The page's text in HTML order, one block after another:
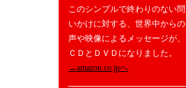
このシンプルで終わりのない問
いかけに対する、世界中からの
声や映像によるメッセージが、
ＣＤとＤＶＤになりました。
→amazon.co.jpへ